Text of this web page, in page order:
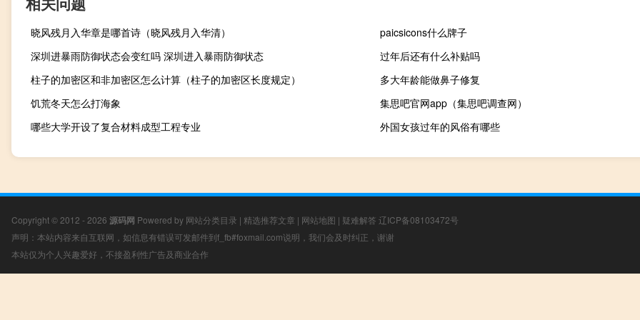
晓风残月入华章是哪首诗（晓风残月入华清）
paicsicons什么牌子
深圳进暴雨防御状态会变红吗 深圳进入暴雨防御状态
过年后还有什么补贴吗
柱子的加密区和非加密区怎么计算（柱子的加密区长度规定）
多大年龄能做鼻子修复
饥荒冬天怎么打海象
集思吧官网app（集思吧调查网）
哪些大学开设了复合材料成型工程专业
外国女孩过年的风俗有哪些
Copyright © 2012 - 2026 源码网 Powered by 网站分类目录 | 精选推荐文章 | 网站地图 | 疑难解答 辽ICP备08103472号
声明：本站内容来自互联网，如信息有错误可发邮件到f_fb#foxmail.com说明，我们会及时纠正，谢谢
本站仅为个人兴趣爱好，不接盈利性广告及商业合作